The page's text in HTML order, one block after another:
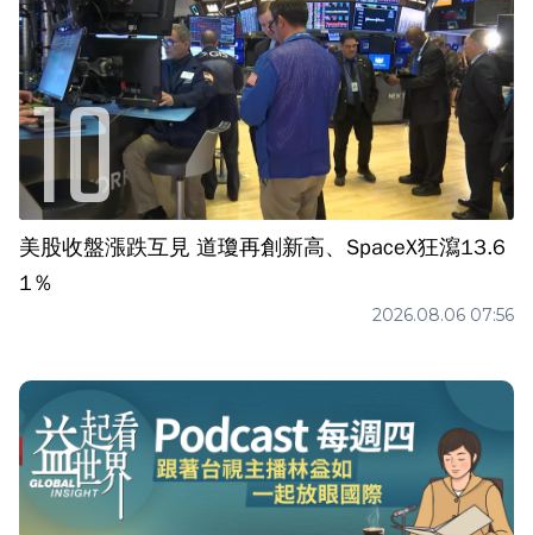
美股收盤漲跌互見 道瓊再創新高、SpaceX狂瀉13.6
1％
2026.08.06 07:56